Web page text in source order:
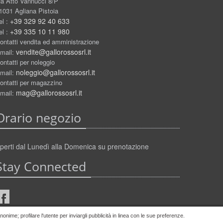
profilare l'utente per inviargli pubblicità in linea con le sue preferenze.
Agliana Pistoia
: +39 329 92 40 633
: +39 335 10 11 980
vendita ed amministrazione
vendite@gallorossosrl.it
per noleggio
noleggio@gallorossosrl.it
per magazzino
mag@gallorossosrl.it
negozio
dal Lunedì alla Domenica su prenotazione
Connected